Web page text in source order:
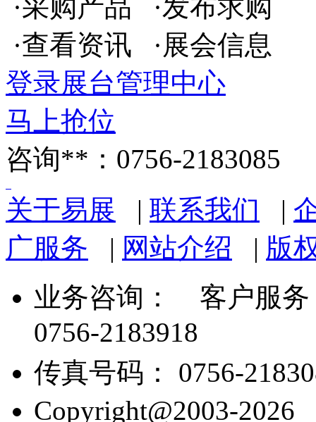
·采购产品 ·发布求购
·查看资讯 ·展会信息
登录展台管理中心
马上抢位
咨询**：0756-2183085
关于易展 | 联系我们 |
广服务 | 网站介绍 | 版
业务咨询：
客户服务
0756-2183918
传真号码： 0756-
Copyright@2003-